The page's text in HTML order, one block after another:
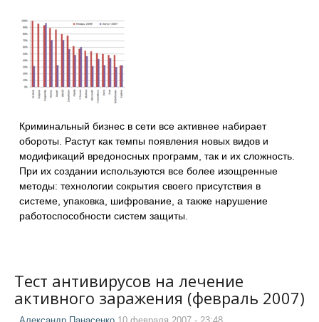
Криминальный бизнес в сети все активнее набирает
обороты. Растут как темпы появления новых видов и
модификаций вредоносных программ, так и их сложность.
При их создании используются все более изощренные
методы: технологии сокрытия своего присутствия в
системе, упаковка, шифрование, а также нарушение
работоспособности систем защиты.
Тест антивирусов на лечение
активного заражения (февраль 2007)